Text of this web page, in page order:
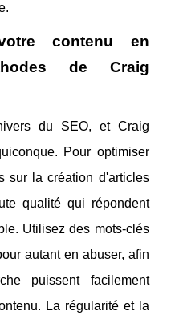
contenu en
de Craig
du SEO, et Craig
Pour optimiser
sur la création d'articles
qualité qui répondent
Utilisez des mots-clés
autant en abuser, afin
puissent facilement
La régularité et la